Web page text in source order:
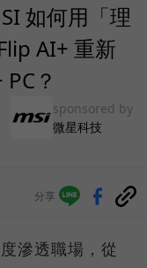
如何用「理
AI+ 重新
？
sponsored by
微星科技
分享
滲透職場，從